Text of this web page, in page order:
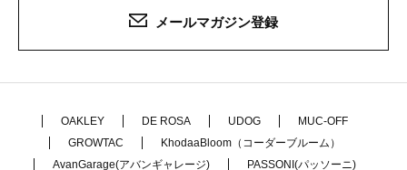
メールマガジン登録
OAKLEY DE ROSA UDOG
MUC-OFF
GROWTAC
KhodaaBloom（コーダーブルーム）
AvanGarage(アバンギャレージ)
PASSONI(パッソーニ)